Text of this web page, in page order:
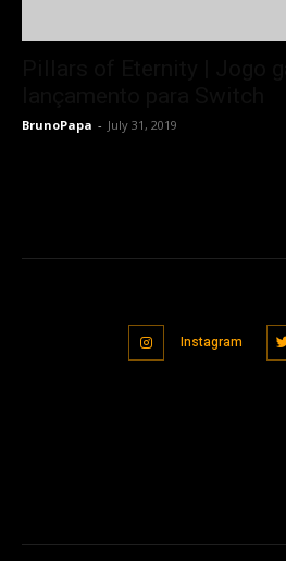
BrunoPapa - July 31, 2019
Instagram